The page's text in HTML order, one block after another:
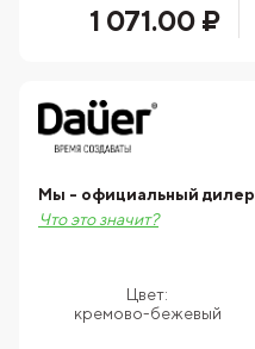
1 071.00 ₽
Цвет:
кремово-бежевый
Мы - официальный дилер
Что это значит?